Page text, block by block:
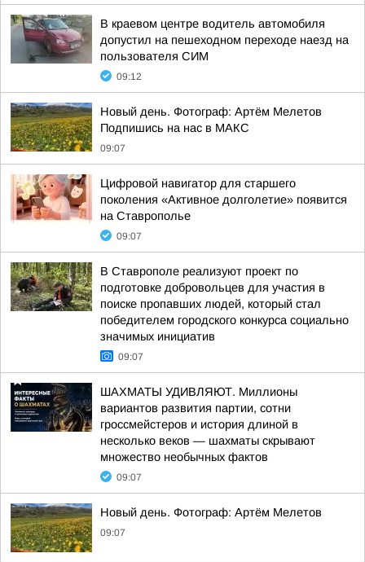
В краевом центре водитель автомобиля
допустил на пешеходном переходе наезд на
пользователя СИМ
09:12
Новый день. Фотограф: Артём Мелетов
Подпишись на нас в МАКС
09:07
Цифровой навигатор для старшего
поколения «Активное долголетие» появится
на Ставрополье
09:07
В Ставрополе реализуют проект по
подготовке добровольцев для участия в
поиске пропавших людей, который стал
победителем городского конкурса социально
значимых инициатив
09:07
ШАХМАТЫ УДИВЛЯЮТ. Миллионы
вариантов развития партии, сотни
гроссмейстеров и история длиной в
несколько веков — шахматы скрывают
множество необычных фактов
09:07
Новый день. Фотограф: Артём Мелетов
09:07